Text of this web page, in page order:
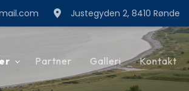
Justegyden 2, 8410 Rønde
Partner Galleri Kontakt